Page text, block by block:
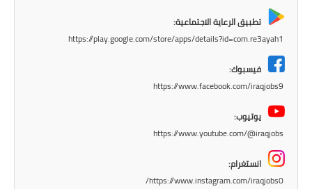
المرحلة الابتدائية
تطبيق الرعاية الاجتماعية:
https://play.google.com/store/apps/details?id=com.re3ayah1
فيسبوك:
https://www.facebook.com/iraqjobs9
يوتيوب:
https://www.youtube.com/@iraqjobs
انستغرام:
https://www.instagram.com/iraqjobs0/